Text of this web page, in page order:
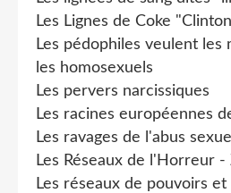
Les Lignes de Coke
Les pédophiles veulent les
les homosexuels
Les pervers narcissiques
Les racines européennes
Les ravages de l'abus
Les Réseaux de l'Horreur
Les réseaux de pouvoirs